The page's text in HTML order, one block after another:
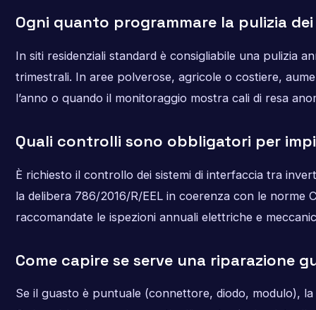
Ogni quanto programmare la pulizia
In siti residenziali standard è consigliabile una pulizia
trimestrali. In aree polverose, agricole o costiere,
l’anno o quando il monitoraggio mostra cali di resa
Quali controlli sono obbligatori per
È richiesto il controllo dei sistemi di interfaccia tra
la delibera 786/2016/R/EEL in coerenza con le norme
raccomandate le ispezioni annuali elettriche e
Come capire se serve una riparazione
Se il guasto è puntuale (connettore, diodo, modulo),